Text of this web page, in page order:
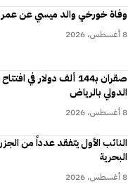
وفاة خورخي والد ميسي عن عمر يناهز
8 أغسطس، 2026
صقران بـ144 ألف دولار في
الدولي بالرياض
8 أغسطس، 2026
النائب الأول يتفقد عدداً من
البحرية
8 أغسطس، 2026